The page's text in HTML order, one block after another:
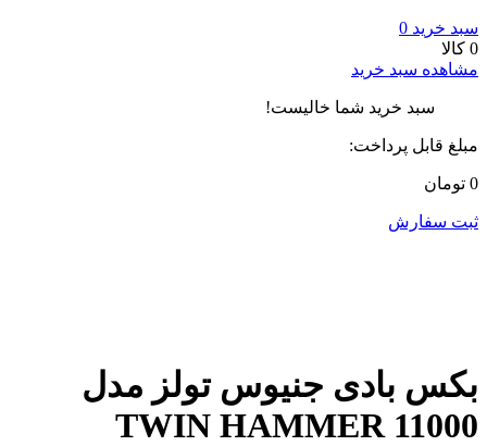
سبد خرید 0
0 کالا
مشاهده سبد خرید
سبد خرید شما خالیست!
مبلغ قابل پرداخت:
0 تومان
ثبت سفارش
بکس بادی جنیوس تولز مدل
TWIN HAMMER 11000